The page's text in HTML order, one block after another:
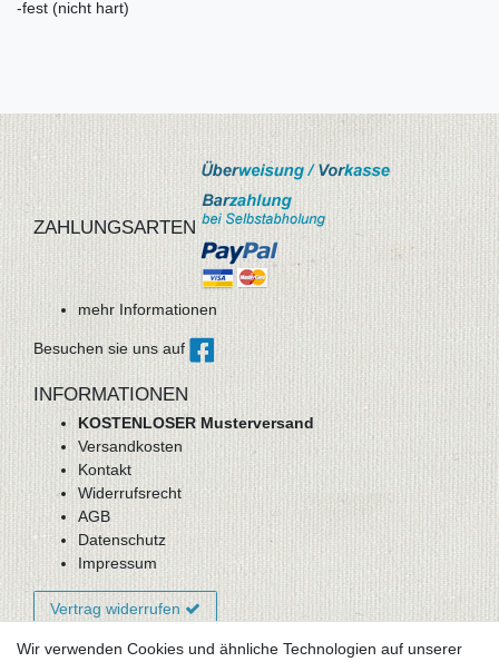
-fest (nicht hart)
ZAHLUNGSARTEN
mehr Informationen
Besuchen sie uns auf
INFORMATIONEN
KOSTENLOSER Musterversand
Versandkosten
Kontakt
Widerrufsrecht
AGB
Datenschutz
Impressum
Vertrag widerrufen
Wir verwenden Cookies und ähnliche Technologien auf unserer